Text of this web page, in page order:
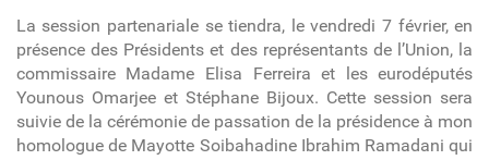
La session partenariale se tiendra, le vendredi 7 février, en
présence des Présidents et des représentants de l’Union, la
commissaire Madame Elisa Ferreira et les eurodéputés
Younous Omarjee et Stéphane Bijoux. Cette session sera
suivie de la cérémonie de passation de la présidence à mon
homologue de Mayotte Soibahadine Ibrahim Ramadani qui